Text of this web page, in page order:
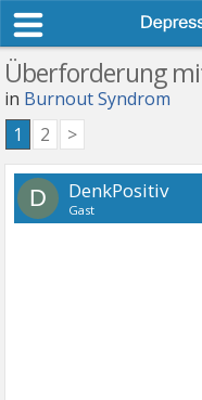
Überforderung
in Burnout Syndrom
1 2 >
D DenkPositiv
Gast